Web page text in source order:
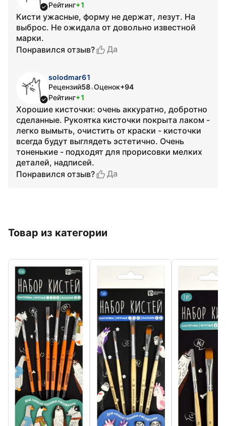
Рейтинг+1
Кисти ужасные, форму не держат, лезут. На
выброс. Не ожидала от довольно известной
марки.
Понравился отзыв?
Да
solodmar61
Рецензий58•Оценок+94
Рейтинг+1
Хорошие кисточки: очень аккуратно, добротно
сделанные. Рукоятка кисточки покрыта лаком -
легко вымыть, очистить от краски - кисточки
всегда будут выглядеть эстетично. Очень
тоненькие - подходят для прорисовки мелких
деталей, надписей.
Понравился отзыв?
Да
Товар из категории